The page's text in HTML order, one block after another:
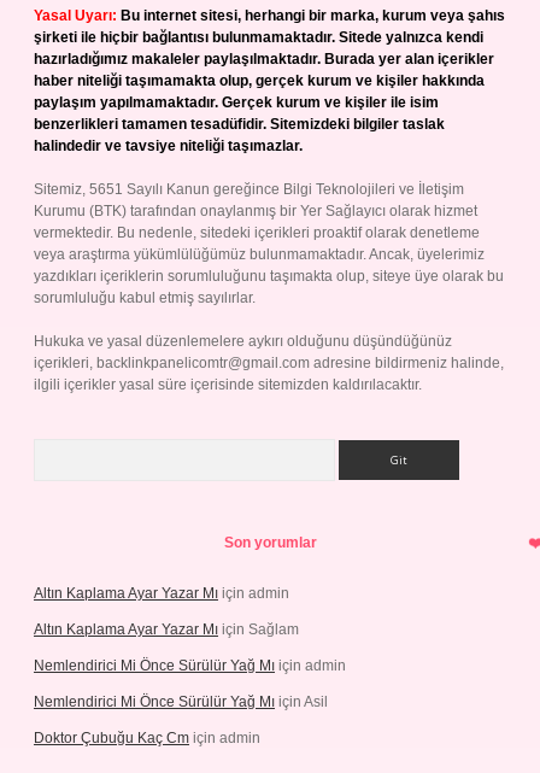
Yasal Uyarı: Bu internet sitesi, herhangi bir marka, kurum veya şahıs
şirketi ile hiçbir bağlantısı bulunmamaktadır. Sitede yalnızca kendi
hazırladığımız makaleler paylaşılmaktadır. Burada yer alan içerikler
haber niteliği taşımamakta olup, gerçek kurum ve kişiler hakkında
paylaşım yapılmamaktadır. Gerçek kurum ve kişiler ile isim
benzerlikleri tamamen tesadüfidir. Sitemizdeki bilgiler taslak
halindedir ve tavsiye niteliği taşımazlar.
Sitemiz, 5651 Sayılı Kanun gereğince Bilgi Teknolojileri ve İletişim
Kurumu (BTK) tarafından onaylanmış bir Yer Sağlayıcı olarak hizmet
vermektedir. Bu nedenle, sitedeki içerikleri proaktif olarak denetleme
veya araştırma yükümlülüğümüz bulunmamaktadır. Ancak, üyelerimiz
yazdıkları içeriklerin sorumluluğunu taşımakta olup, siteye üye olarak bu
sorumluluğu kabul etmiş sayılırlar.
Hukuka ve yasal düzenlemelere aykırı olduğunu düşündüğünüz
içerikleri, backlinkpanelicomtr@gmail.com adresine bildirmeniz halinde,
ilgili içerikler yasal süre içerisinde sitemizden kaldırılacaktır.
Son yorumlar
Altın Kaplama Ayar Yazar Mı için admin
Altın Kaplama Ayar Yazar Mı için Sağlam
Nemlendirici Mi Önce Sürülür Yağ Mı için admin
Nemlendirici Mi Önce Sürülür Yağ Mı için Asil
Doktor Çubuğu Kaç Cm için admin